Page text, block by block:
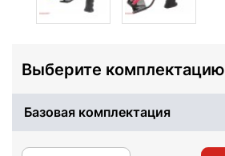
Выберите комплектацию
Базовая комплектация